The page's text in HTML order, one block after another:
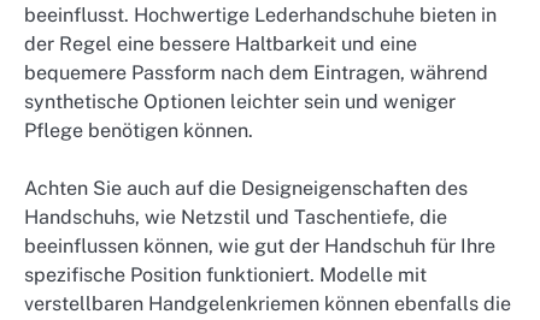
beeinflusst. Hochwertige Lederhandschuhe bieten in
der Regel eine bessere Haltbarkeit und eine
bequemere Passform nach dem Eintragen, während
synthetische Optionen leichter sein und weniger
Pflege benötigen können.
Achten Sie auch auf die Designeigenschaften des
Handschuhs, wie Netzstil und Taschentiefe, die
beeinflussen können, wie gut der Handschuh für Ihre
spezifische Position funktioniert. Modelle mit
verstellbaren Handgelenkriemen können ebenfalls die